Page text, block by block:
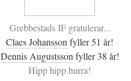
Grebbestads IF gratulerar...
Claes Johansson fyller 51 år!
Dennis Augustsson fyller 38 år!
Hipp hipp hurra!